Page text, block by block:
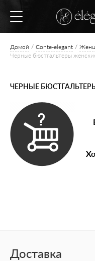
Домой Conte-elegant
Черные бюстгальтеры
ЧЕРНЫЕ
Доставка